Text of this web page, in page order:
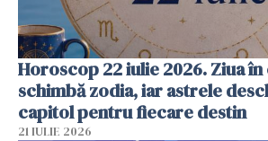
Horoscop 22 iulie 2026. Ziua
schimbă zodia, iar astrele
capitol pentru fiecare destin
21 IULIE 2026